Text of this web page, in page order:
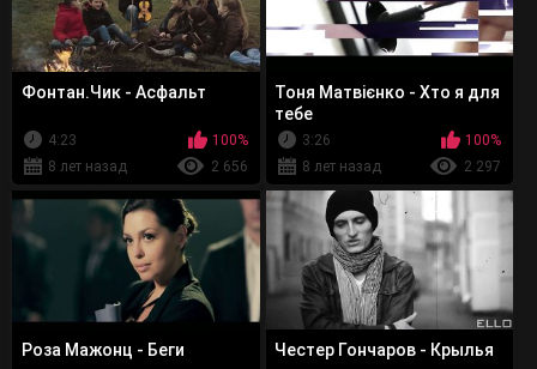
Фонтан.Чик - Асфальт
4:23
100%
8 лет назад
2 656
Тоня Матвієнко - Хто я для
тебе
3:26
100%
8 лет назад
2 297
Роза Мажонц - Беги Честер Гончаров - Крылья